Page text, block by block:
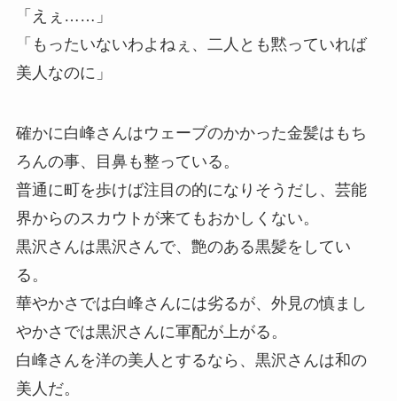
「えぇ……」
「もったいないわよねぇ、二人とも黙っていれば
美人なのに」
確かに白峰さんはウェーブのかかった金髪はもち
ろんの事、目鼻も整っている。
普通に町を歩けば注目の的になりそうだし、芸能
界からのスカウトが来てもおかしくない。
黒沢さんは黒沢さんで、艶のある黒髪をしてい
る。
華やかさでは白峰さんには劣るが、外見の慎まし
やかさでは黒沢さんに軍配が上がる。
白峰さんを洋の美人とするなら、黒沢さんは和の
美人だ。